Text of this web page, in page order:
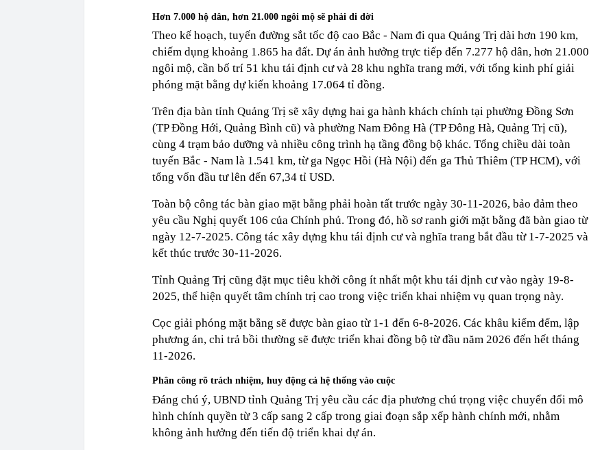
Hơn 7.000 hộ dân, hơn 21.000 ngôi mộ sẽ phải di dời
Theo kế hoạch, tuyến đường sắt tốc độ cao Bắc - Nam đi qua Quảng Trị dài hơn 190 km,
chiếm dụng khoảng 1.865 ha đất. Dự án ảnh hưởng trực tiếp đến 7.277 hộ dân, hơn 21.000
ngôi mộ, cần bố trí 51 khu tái định cư và 28 khu nghĩa trang mới, với tổng kinh phí giải
phóng mặt bằng dự kiến khoảng 17.064 tỉ đồng.
Trên địa bàn tỉnh Quảng Trị sẽ xây dựng hai ga hành khách chính tại phường Đồng Sơn
(TP Đồng Hới, Quảng Bình cũ) và phường Nam Đông Hà (TP Đông Hà, Quảng Trị cũ),
cùng 4 trạm bảo dưỡng và nhiều công trình hạ tầng đồng bộ khác. Tổng chiều dài toàn
tuyến Bắc - Nam là 1.541 km, từ ga Ngọc Hồi (Hà Nội) đến ga Thủ Thiêm (TP HCM), với
tổng vốn đầu tư lên đến 67,34 tỉ USD.
Toàn bộ công tác bàn giao mặt bằng phải hoàn tất trước ngày 30-11-2026, bảo đảm theo
yêu cầu Nghị quyết 106 của Chính phủ. Trong đó, hồ sơ ranh giới mặt bằng đã bàn giao từ
ngày 12-7-2025. Công tác xây dựng khu tái định cư và nghĩa trang bắt đầu từ 1-7-2025 và
kết thúc trước 30-11-2026.
Tỉnh Quảng Trị cũng đặt mục tiêu khởi công ít nhất một khu tái định cư vào ngày 19-8-
2025, thể hiện quyết tâm chính trị cao trong việc triển khai nhiệm vụ quan trọng này.
Cọc giải phóng mặt bằng sẽ được bàn giao từ 1-1 đến 6-8-2026. Các khâu kiểm đếm, lập
phương án, chi trả bồi thường sẽ được triển khai đồng bộ từ đầu năm 2026 đến hết tháng
11-2026.
Phân công rõ trách nhiệm, huy động cả hệ thống vào cuộc
Đáng chú ý, UBND tỉnh Quảng Trị yêu cầu các địa phương chú trọng việc chuyển đổi mô
hình chính quyền từ 3 cấp sang 2 cấp trong giai đoạn sắp xếp hành chính mới, nhằm
không ảnh hưởng đến tiến độ triển khai dự án.